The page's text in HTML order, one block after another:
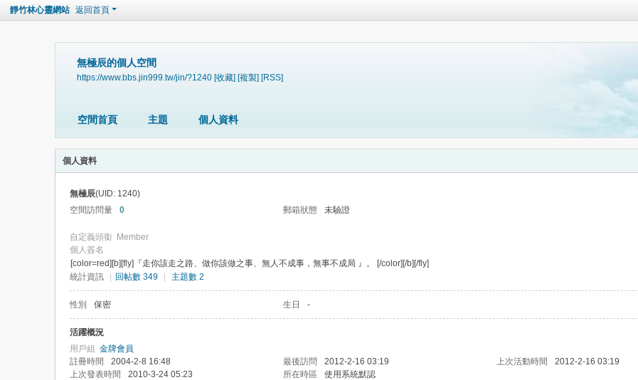
靜竹林心靈網站 返回首頁
無極辰的個人空間
https://www.bbs.jin999.tw/jin/?1240 [收藏] [複製] [RSS]
空間首頁 主題 個人資料
個人資料
無極辰(UID: 1240)
空間訪問量
0 郵箱狀態 未驗證
自定義頭銜 Member
個人簽名
[color=red][b][fly]『走你該走之路、做你該做之事、無人不成事，無事不成局 』。 [/color][/b][/fly]
統計資訊
回帖數 349 主題數 2
性別 保密 生日 -
活躍概況
用戶組 金牌會員
註冊時間
2004-2-8 16:48 最後訪問 2012-2-16 03:19 上次活動時間
2012-2-16 03:19
上次發表時間
2010-3-24 05:23 所在時區 使用系統默認